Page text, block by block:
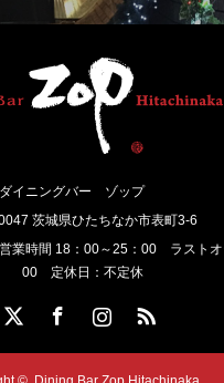
ダイニングバー ゾップ
茨城県ひたちなか市表町3-6
業時間 18：00～25：00 ラストオ
00 定休日：不定休
RSS